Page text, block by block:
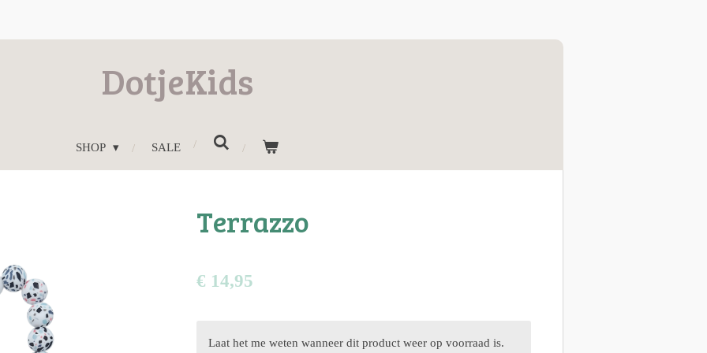
DotjeKids
SHOP SALE
Terrazzo
€ 14,95
Laat het me weten wanneer dit product weer op voorraad is.